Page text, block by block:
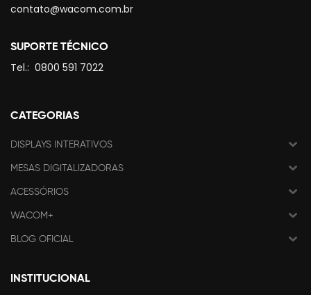
contato@wacom.com.br
SUPORTE TÉCNICO
Tel.: 0800 591 7022
CATEGORIAS
DISPLAYS INTERATIVOS
MESAS DIGITALIZADORAS
ACESSÓRIOS
WACOM+
BLOG OFICIAL
INSTITUCIONAL